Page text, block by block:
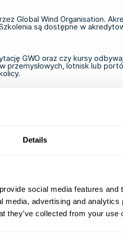
Details
social media features
media, advertising and
they’ve collected from your use
Global Wind Organisation.
są dostępne w
GWO oraz czy kursy
lotnisk lub
wiatrowej?
ponieważ jest to
kursy bezpieczeństwa, takie jak
sektorów i nie zastępują
w projektach wiatrowych
sprawia, że certyfikacja
wymagać zarówno certyfikatu
podstawowe kursy